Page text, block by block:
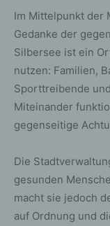
Im Mittelpunkt der
Gedanke der
Silbersee ist ein
nutzen: Familien,
Sporttreibende
Miteinander
gegenseitige
Die
gesunden
macht sie jedoch
auf Ordnung und